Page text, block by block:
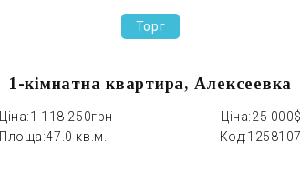
Торг
1-кімнатна квартира, Алексеевка
Ціна:1 118 250грн Ціна:25 000$
Площа:47.0 кв.м. Код:1258107